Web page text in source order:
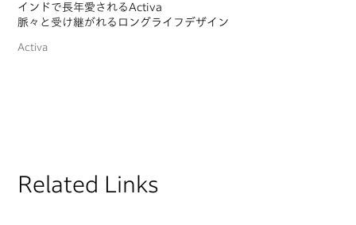
インドで長年愛されるActiva
脈々と受け継がれるロングライフデザイン
Activa
Related Links